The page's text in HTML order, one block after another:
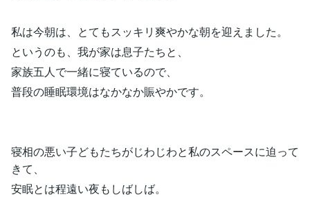
私は今朝は、とてもスッキリ爽やかな朝を迎えました。
というのも、我が家は息子たちと、
家族五人で一緒に寝ているので、
普段の睡眠環境はなかなか賑やかです。
寝相の悪い子どもたちがじわじわと私のスペースに迫って
きて、
安眠とは程遠い夜もしばしば。